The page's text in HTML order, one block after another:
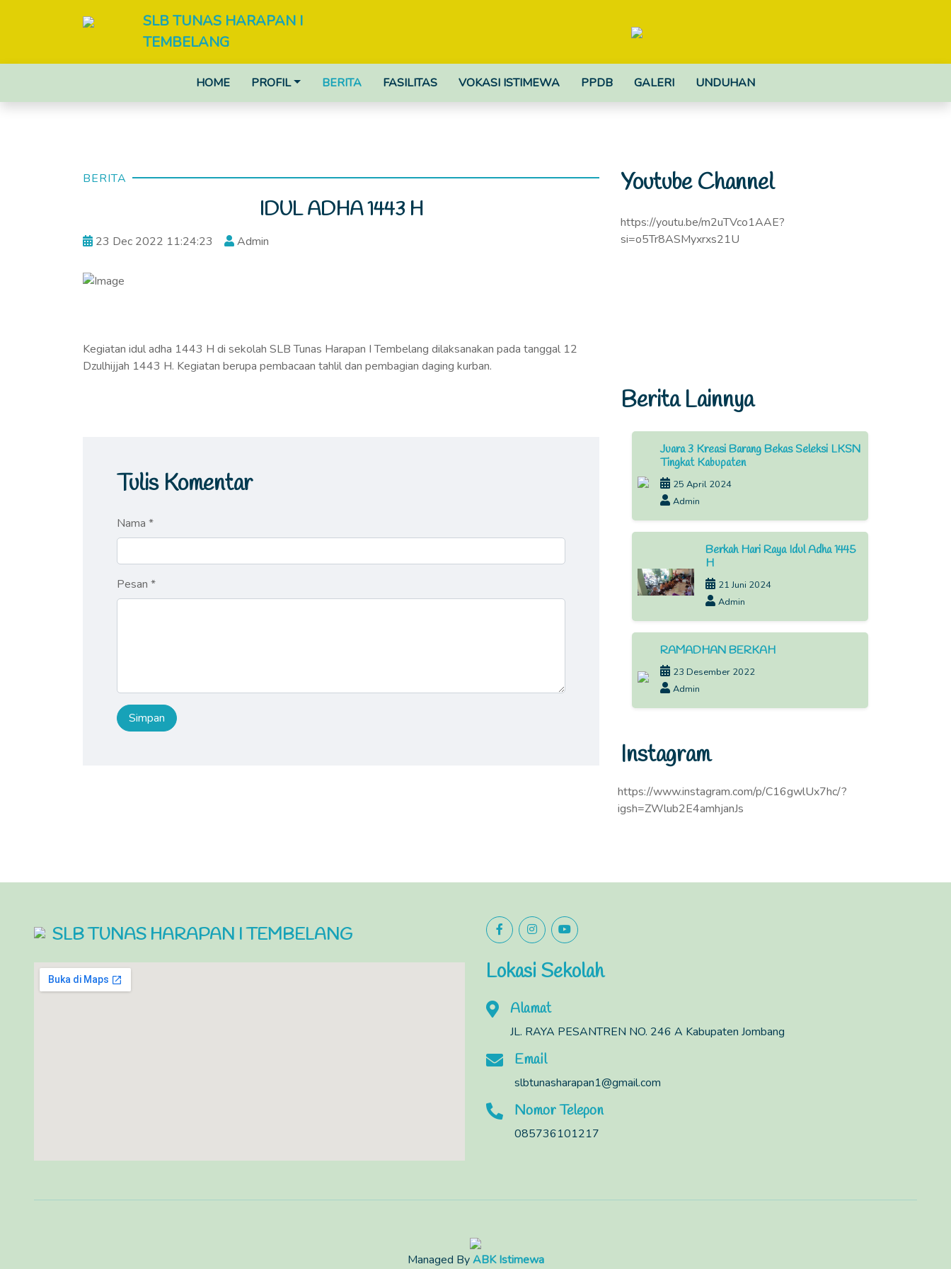
SLB TUNAS HARAPAN I
TEMBELANG
HOME PROFIL BERITA FASILITAS VOKASI ISTIMEWA PPDB GALERI UNDUHAN
BERITA
IDUL ADHA 1443 H
23 Dec 2022 11:24:23 Admin
Kegiatan idul adha 1443 H di sekolah SLB Tunas Harapan I Tembelang dilaksanakan pada tanggal 12
Dzulhijjah 1443 H. Kegiatan berupa pembacaan tahlil dan pembagian daging kurban.
Tulis Komentar
Nama *
Pesan *
Youtube Channel
https://youtu.be/m2uTVco1AAE?
si=o5Tr8ASMyxrxs21U
Berita Lainnya
Juara 3 Kreasi Barang Bekas Seleksi LKSN
Tingkat Kabupaten
25 April 2024
Admin
Berkah Hari Raya Idul Adha 1445
H
21 Juni 2024
Admin
RAMADHAN BERKAH
23 Desember 2022
Admin
Instagram
https://www.instagram.com/p/C16gwlUx7hc/?
igsh=ZWlub2E4amhjanJs
SLB TUNAS HARAPAN I TEMBELANG
Lokasi Sekolah
Alamat
JL. RAYA PESANTREN NO. 246 A Kabupaten Jombang
Email
slbtunasharapan1@gmail.com
Nomor Telepon
085736101217
Managed ByABK Istimewa